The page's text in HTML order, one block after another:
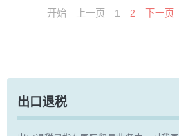
开始 上一页 1 2 下一页
出口退税